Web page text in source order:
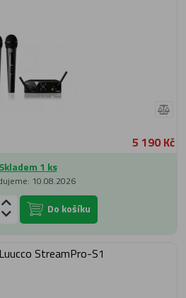
5 190 Kč
Skladem 1 ks
10.08.2026
Do košíku
StreamPro-S1